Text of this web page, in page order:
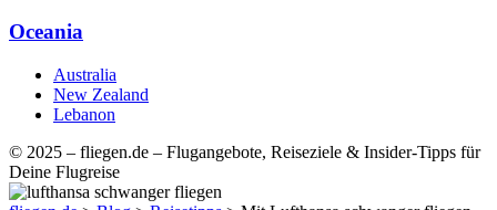
Oceania
Australia
New Zealand
Lebanon
© 2025 – fliegen.de – Flugangebote, Reiseziele & Insider-Tipps für
Deine Flugreise